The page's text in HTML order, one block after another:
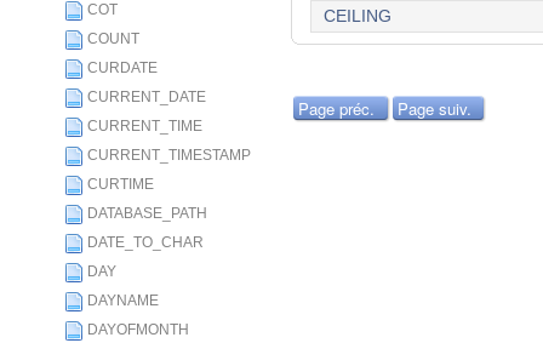
COT
COUNT
CURDATE
CURRENT_DATE
CURRENT_TIME
CURRENT_TIMESTAMP
CURTIME
DATABASE_PATH
DATE_TO_CHAR
DAY
DAYNAME
DAYOFMONTH
CEILING
Page préc. Page suiv.